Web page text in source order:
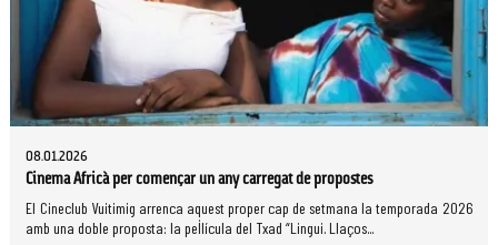
08.01.2026
Cinema Africà per començar un any carregat de propostes
El Cineclub Vuitimig arrenca aquest proper cap de setmana la temporada 2026
amb una doble proposta: la pel·lícula del Txad “Lingui. Llaços...